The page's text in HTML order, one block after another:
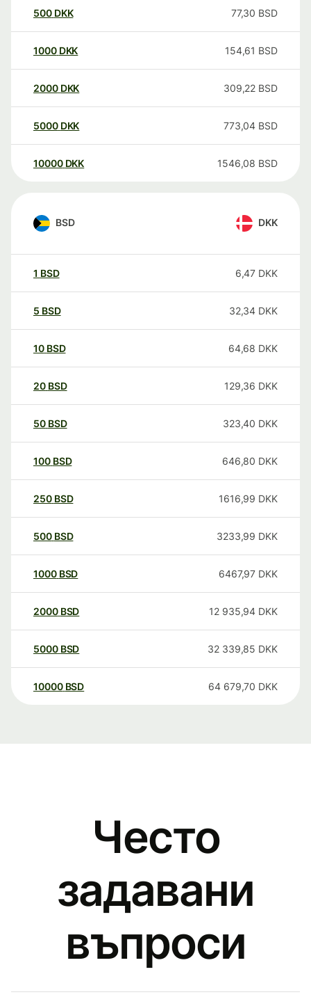
500 DKK 77,30 BSD
1000 DKK 154,61 BSD
2000 DKK 309,22 BSD
5000 DKK 773,04 BSD
10000 DKK 1546,08 BSD
BSD DKK
1 BSD 6,47 DKK
5 BSD 32,34 DKK
10 BSD 64,68 DKK
20 BSD 129,36 DKK
50 BSD 323,40 DKK
100 BSD 646,80 DKK
250 BSD 1616,99 DKK
500 BSD 3233,99 DKK
1000 BSD 6467,97 DKK
2000 BSD 12 935,94 DKK
5000 BSD 32 339,85 DKK
10000 BSD 64 679,70 DKK
Често
задавани
въпроси